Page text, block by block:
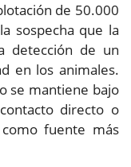
de 50.000
sospecha que la
detección de un
en los animales.
se mantiene bajo
directo o
fuente más